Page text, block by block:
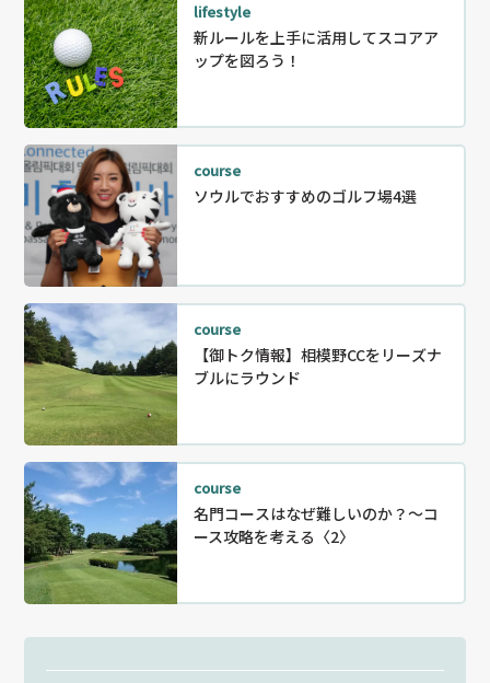
lifestyle
新ルールを上手に活用してスコアア
ップを図ろう！
course
ソウルでおすすめのゴルフ場4選
course
【御トク情報】相模野CCをリーズナ
ブルにラウンド
course
名門コースはなぜ難しいのか？〜コ
ース攻略を考える〈2〉